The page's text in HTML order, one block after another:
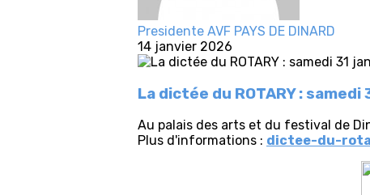
Presidente AVF PAYS DE DINARD
14 janvier 2026
La dictée du ROTARY :
Au palais des arts et du festival de
Plus d'informations : dictee-du-